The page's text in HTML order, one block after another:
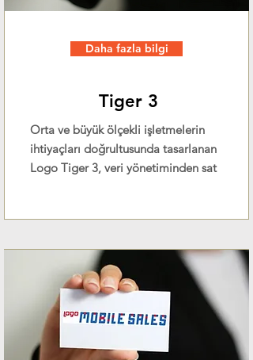
Daha fazla bilgi
Tiger 3
Orta ve büyük ölçekli işletmelerin
ihtiyaçları doğrultusunda tasarlanan
Logo Tiger 3, veri yönetiminden sat